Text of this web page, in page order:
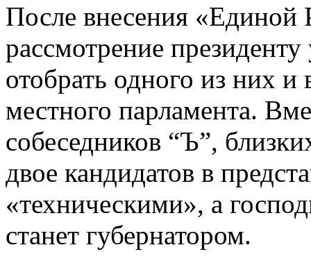
После внесения «Единой
рассмотрение
отобрать одного из них и
местного парламента.
собеседников “Ъ”,
двое кандидатов в
«техническими», а
станет губернатором.